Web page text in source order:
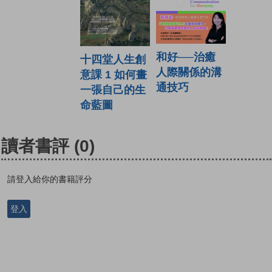
十四堂人生創
意課 1 如何畫
一張自己的生
命藍圖
和好──治癒
人際關係的溝
通技巧
讀者書評 (0)
請登入給你的書籍評分
登入